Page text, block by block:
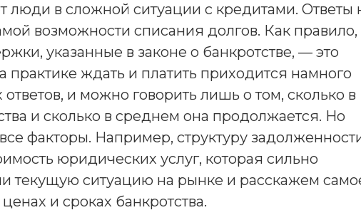
люди в сложной ситуации с кредитами. Ответы
возможности списания долгов. Как правило,
указанные в законе о банкротстве, — это
ждать и платить приходится намного
и можно говорить лишь о том, сколько в
и сколько в среднем она продолжается. Но
факторы. Например, структуру
юридических услуг, которая сильно
текущую ситуацию на рынке и расскажем
и сроках банкротства.